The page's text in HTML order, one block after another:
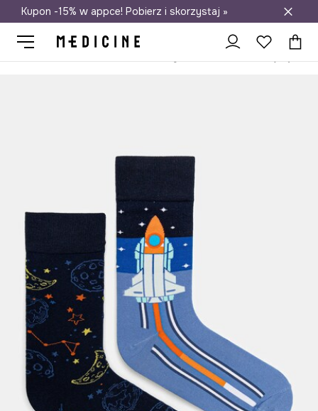
Darmowa dostawa do salonów
Kupon -15% w appce! Pobierz i skorzystaj »